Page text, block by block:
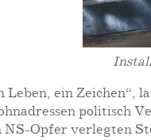
Leben, ein
politisch
Opfer verlegten